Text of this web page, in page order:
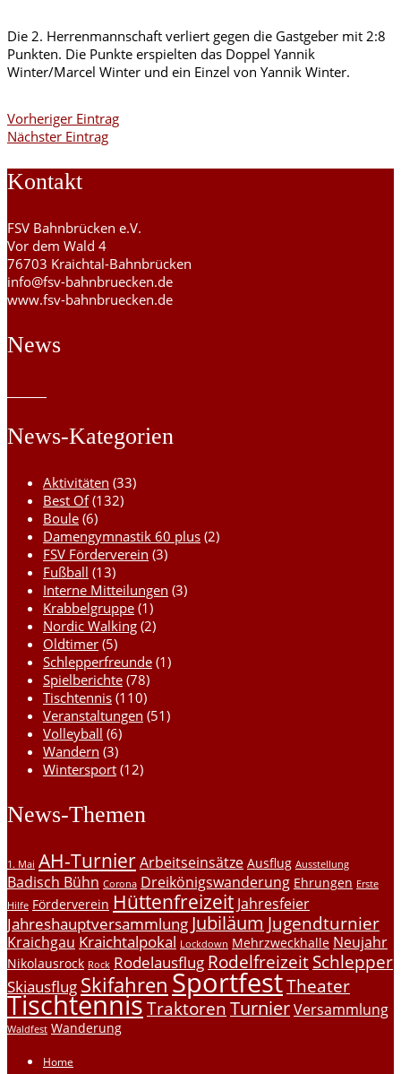
Die 2. Herrenmannschaft verliert gegen die Gastgeber mit 2:8
Punkten. Die Punkte erspielten das Doppel Yannik
Winter/Marcel Winter und ein Einzel von Yannik Winter.
Vorheriger Eintrag
Nächster Eintrag
Kontakt
FSV Bahnbrücken e.V.
Vor dem Wald 4
76703 Kraichtal-Bahnbrücken
info@fsv-bahnbruecken.de
www.fsv-bahnbruecken.de
News
News-Kategorien
Aktivitäten (33)
Best Of(132)
Boule (6)
Damengymnastik 60 plus (2)
FSV Förderverein (3)
Fußball (13)
Interne Mitteilungen (3)
Krabbelgruppe (1)
Nordic Walking (2)
Oldtimer (5)
Schlepperfreunde (1)
Spielberichte (78)
Tischtennis (110)
Veranstaltungen (51)
Volleyball (6)
Wandern (3)
Wintersport (12)
News-Themen
1. Mai AH-TurnierArbeitseinsätze Ausflug Ausstellung
Badisch Bühn Corona Dreikönigswanderung Ehrungen Erste
Hilfe Förderverein Hüttenfreizeit Jahresfeier
Jahreshauptversammlung Jubiläum Jugendturnier
Kraichgau Kraichtalpokal Lockdown Mehrzweckhalle Neujahr
Nikolausrock Rock Rodelausflug Rodelfreizeit Schlepper
Skiausflug Skifahren SportfestTheater
TischtennisTraktoren TurnierVersammlung
Waldfest Wanderung
Home